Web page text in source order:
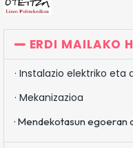
ERDI MAILAKO
· Instalazio elektriko
· Mekanizazioa
· Mendekotasun